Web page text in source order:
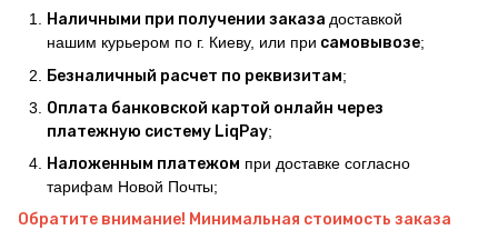
Наличными при получении заказа доставкой
нашим курьером по г. Киеву, или при самовывозе;
Безналичный расчет по реквизитам;
Оплата банковской картой онлайн через
платежную систему LiqPay;
Наложенным платежом при доставке согласно
тарифам Новой Почты;
Обратите внимание! Минимальная стоимость заказа